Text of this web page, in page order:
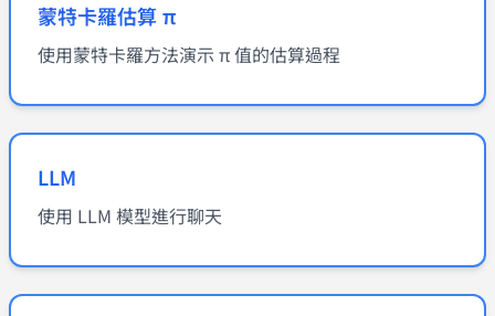
蒙特卡羅估算 π
使用蒙特卡羅方法演示 π 值的估算過程
LLM
使用 LLM 模型進行聊天